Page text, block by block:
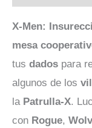
X-Men:
mesa
tus dados para
algunos de los
la Patrulla-X.
con Rogue,